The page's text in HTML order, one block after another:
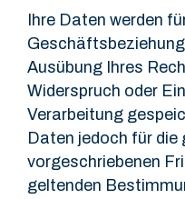
Ihre Daten werden
Ausübung Ihres
Widerspruch oder
Verarbeitung
Daten jedoch für die
vorgeschriebenen
geltenden